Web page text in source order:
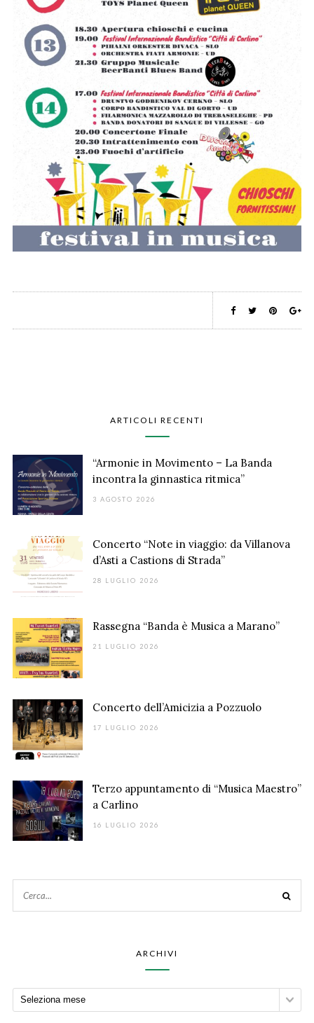
ARTICOLI RECENTI
“Armonie in Movimento – La Banda
incontra la ginnastica ritmica”
3 AGOSTO 2026
Concerto “Note in viaggio: da Villanova
d’Asti a Castions di Strada”
28 LUGLIO 2026
Rassegna “Banda è Musica a Marano”
21 LUGLIO 2026
Concerto dell’Amicizia a Pozzuolo
17 LUGLIO 2026
Terzo appuntamento di “Musica Maestro”
a Carlino
16 LUGLIO 2026
ARCHIVI